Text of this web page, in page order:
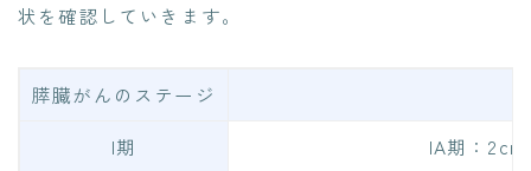
状を確認していきます。
膵臓がんのステージ
I期
IA期：